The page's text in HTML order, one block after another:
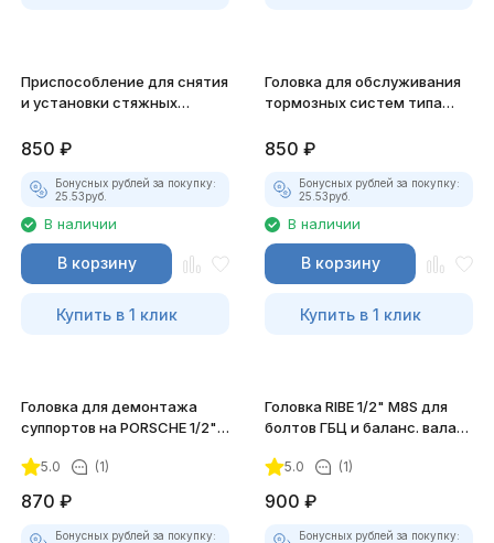
Приспособление для снятия
и установки стяжных
барабанных тормозов JTC-
850 ₽
Бонусных рублей за покупку:
25.53руб.
В наличии
В корзину
Купить в 1 клик
Головка для обслуживания
тормозных систем типа
1/2"х14мм JTC-1527
850 ₽
Бонусных рублей за покупку:
25.53руб.
В наличии
В корзину
Купить в 1 клик
Головка для демонтажа
суппортов на PORSCHE 1/2"
мм. JTC-4599
5.0 (1)
870 ₽
Бонусных рублей за покупку:
Головка RIBE 1/2" M8S для
болтов ГБЦ и баланс. вала
5.0 (1)
900 ₽
Бонусных рублей за покупку: